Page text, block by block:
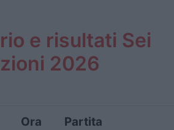
e risultati Sei
2026
Ora Partita